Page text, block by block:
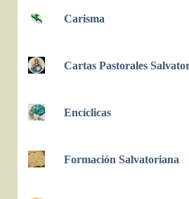
Carisma
Cartas Pastorales
Encíclicas
Formación Salvatoriana